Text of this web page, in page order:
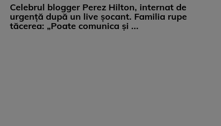
Celebrul blogger Perez Hilton, internat de
urgență după un live șocant. Familia rupe
tăcerea: „Poate comunica și ...